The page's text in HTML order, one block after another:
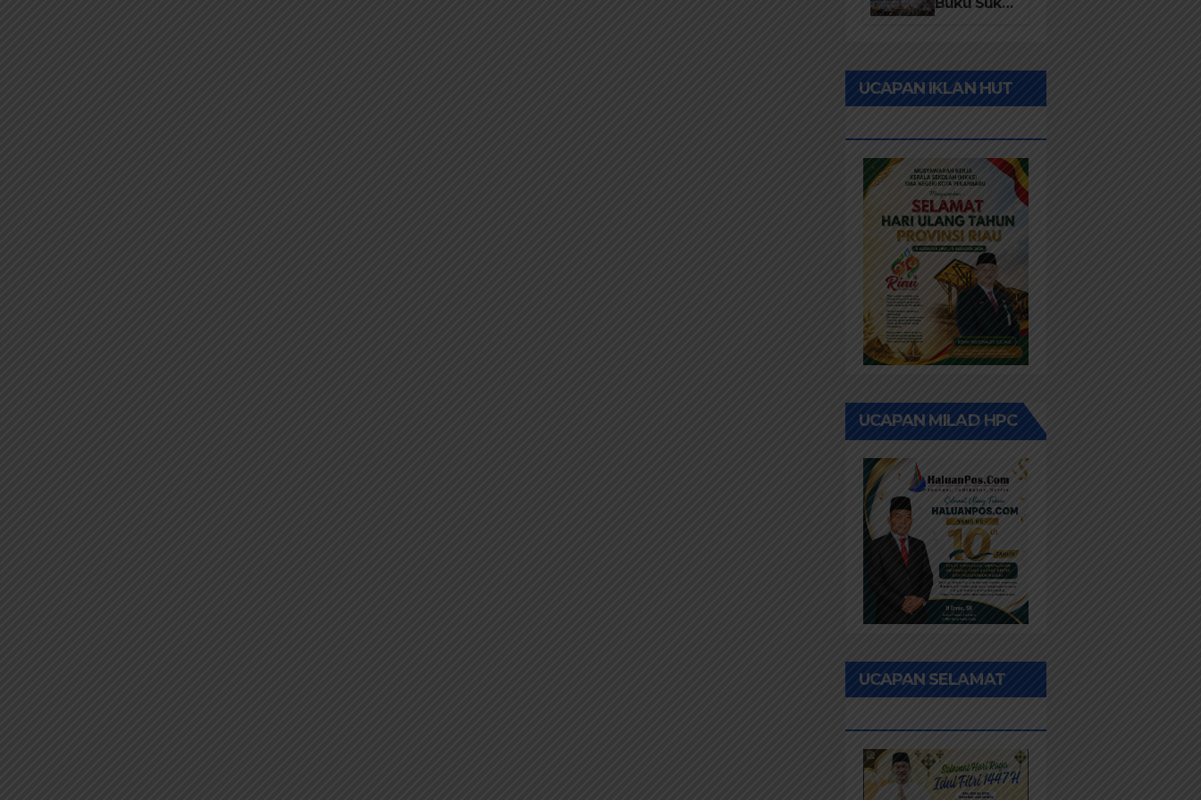
Buku Suku
Merawat
Identitas
Kepastian
Hukum
Masyarakat
Adat
UCAPAN IKLAN HUT
UCAPAN MILAD HPC
UCAPAN SELAMAT